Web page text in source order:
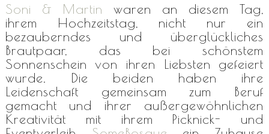
Soni & Martin waren an diesem Tag,
ihrem Hochzeitstag, nicht nur ein
bezauberndes und überglückliches
Brautpaar, das bei schönstem
Sonnenschein von ihren Liebsten gefeiert
wurde. Die beiden haben ihre
Leidenschaft gemeinsam zum Beruf
gemacht und ihrer außergewöhnlichen
Kreativität mit ihrem Picknick- und